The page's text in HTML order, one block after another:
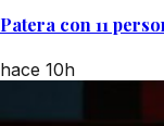
Patera con 11
hace 10h